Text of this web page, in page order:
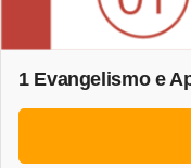
1 Evangelismo e